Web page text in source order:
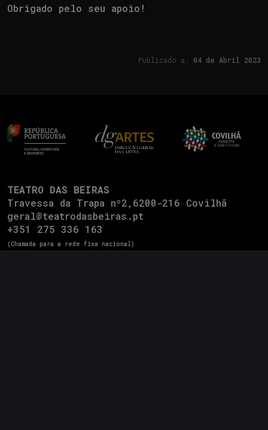
Obrigado pelo seu apoio!
Publicado a: 04 de Abril 2023
TEATRO DAS BEIRAS
Travessa da Trapa nº2,6200-216 Covilhã
geral@teatrodasbeiras.pt
+351 275 336 163
(Chamada para a rede fixa nacional)